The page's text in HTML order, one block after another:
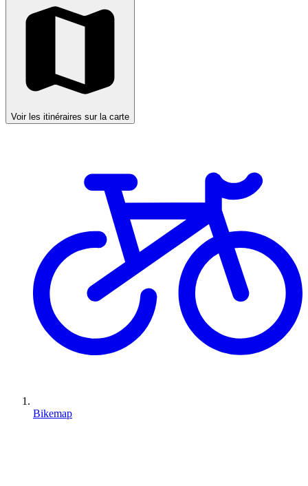
Voir les itinéraires sur la carte
Bikemap